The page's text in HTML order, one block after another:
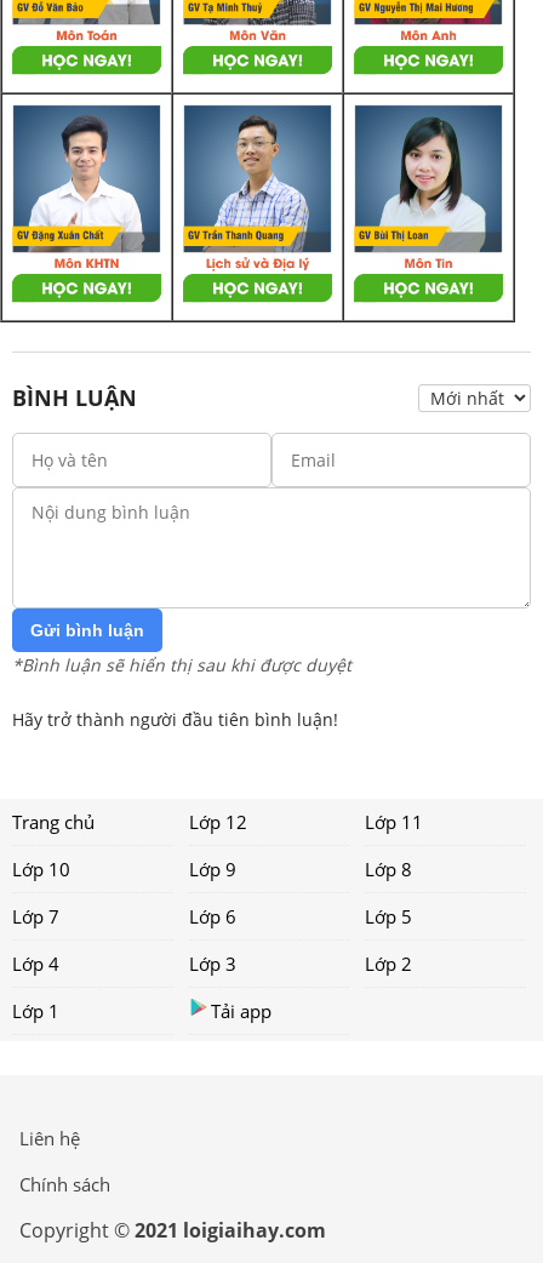
BÌNH LUẬN
Gửi bình luận
*Bình luận sẽ hiển thị sau khi được duyệt
Hãy trở thành người đầu tiên bình luận!
Trang chủ Lớp 12
Lớp 11
Lớp 10
Lớp 9
Lớp 8
Lớp 7
Lớp 6
Lớp 5
Lớp 4
Lớp 3
Lớp 2
Lớp 1
Tải app
Liên hệ
Chính sách
Copyright ©2021 loigiaihay.com